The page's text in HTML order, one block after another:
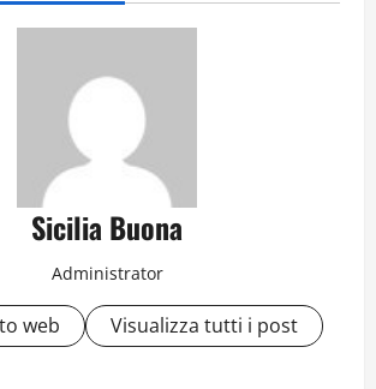
Sicilia Buona
Administrator
web Visualizza tutti i post